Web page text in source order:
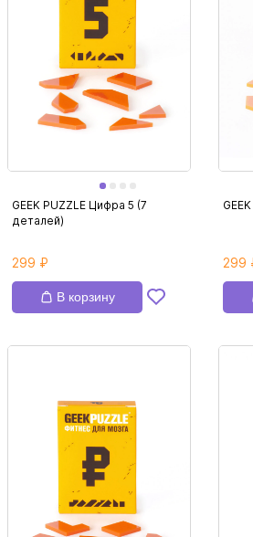
GEEK PUZZLE Цифра 5 (7
деталей)
299 ₽
В корзину
299